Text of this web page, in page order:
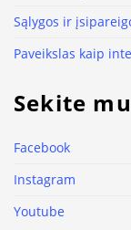
Sąlygos ir
Paveikslas kaip
Sekite
Facebook
Instagram
Youtube